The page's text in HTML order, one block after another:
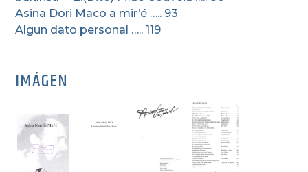
Asina Dori Maco a mir’é ….. 93
Algun dato personal ….. 119
IMÁGEN